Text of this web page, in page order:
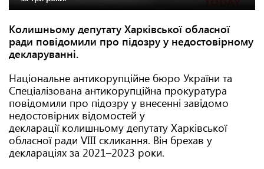
Колишньому депутату Харківської обласної
ради повідомили про підозру у недостовірному
декларуванні.
Національне антикорупційне бюро України та
Спеціалізована антикорупційна прокуратура
повідомили про підозру у внесенні завідомо
недостовірних відомостей у
декларації колишньому депутату Харківської
обласної ради VIII скликання. Він брехав у
деклараціях за 2021–2023 роки.